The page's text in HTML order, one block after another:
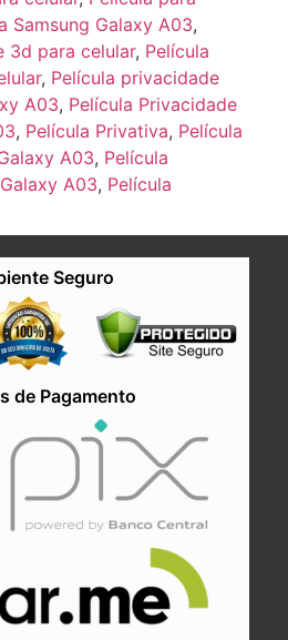
Samsung Galaxy A03,
celular, Película para
Samsung Galaxy A03,
3d para celular , Película
,Película privacidade
A03,Película Privacidade
,Película Privativa
A03, Película
A03
Seguro
de Pagamento